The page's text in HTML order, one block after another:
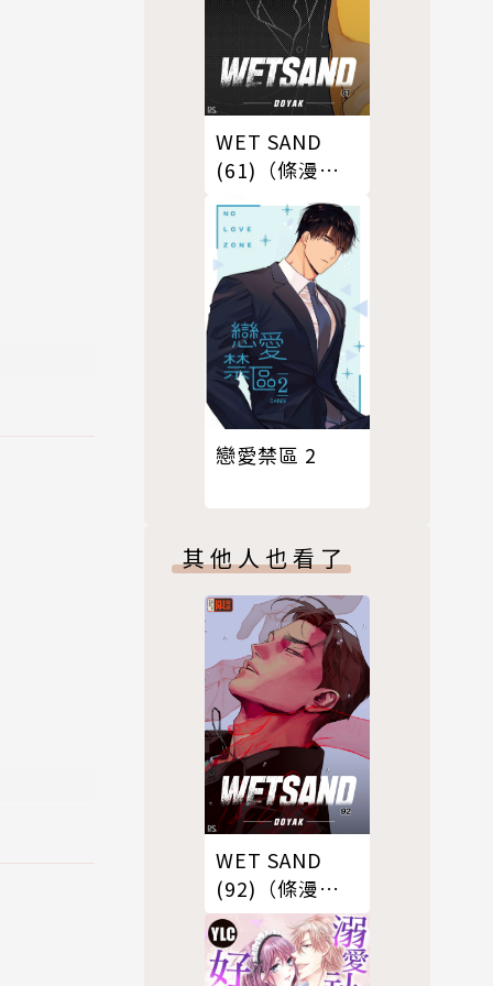
WET SAND
(61)（條漫
版）
戀愛禁區 2
其他人也看了
WET SAND
(92)（條漫
版）